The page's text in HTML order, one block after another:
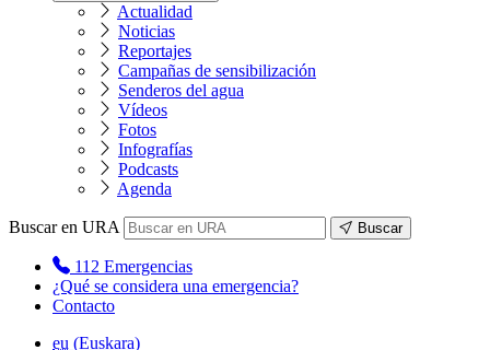
Actualidad
Noticias
Reportajes
Campañas de sensibilización
Senderos del agua
Vídeos
Fotos
Infografías
Podcasts
Agenda
Buscar en URA Buscar
112 Emergencias
¿Qué se considera una emergencia?
Contacto
eu (Euskara)